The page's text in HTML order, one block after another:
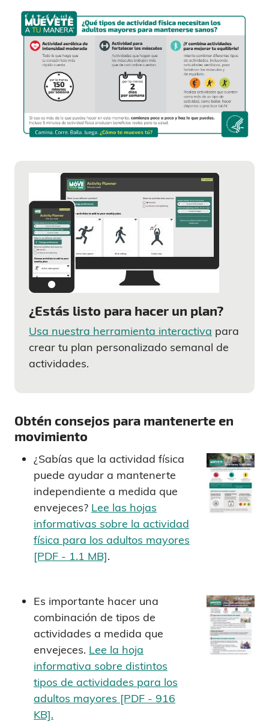
¿Estás listo para hacer un plan?
Usa nuestra herramienta interactiva para
crear tu plan personalizado semanal de
actividades.
Obtén consejos para mantenerte en
movimiento
¿Sabías que la actividad física
puede ayudar a mantenerte
independiente a medida que
envejeces? Lee las hojas
informativas sobre la actividad
física para los adultos mayores
[PDF - 1.1 MB].
Es importante hacer una
combinación de tipos de
actividades a medida que
envejeces. Lee la hoja
informativa sobre distintos
tipos de actividades para los
adultos mayores [PDF - 916
KB].